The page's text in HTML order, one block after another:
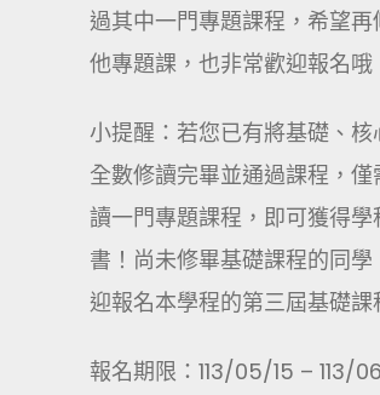
過其中一門專題課程，希望再
他專題課，也非常歡迎報名哦
小提醒：若您已有將基礎、核
全數修讀完畢並通過課程，僅
讀一門專題課程，即可獲得學
書！尚未修畢基礎課程的同學
迎報名本學程的第三屆基礎課
報名期限：113/05/15 – 113/